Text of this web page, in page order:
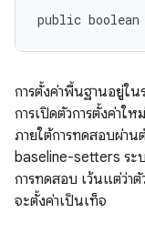
public
การตั้งค่าพื้นฐานอยู่ใน
การเปิดตัวการตั้งค่าใ
ภายใต้การทดสอบผ่า
baseline-setters ระ
การทดสอบ เว้นแต่ว่า
จะตั้งค่าเป็นเท็จ